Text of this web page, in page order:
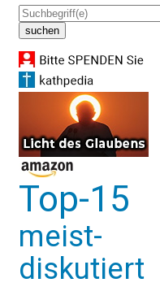
Top-15
meist-
diskutiert